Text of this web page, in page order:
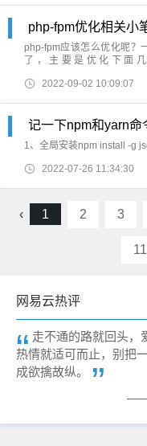
php-fpm优化相关小
php-fpm应该怎么优化呢？
了，主要是优化下面几个参
&nbsp;#php-fpm可创建的最
2022-09-02 10:09:07
记一下npm和yarn命
1、全局安装npm install -g
2022-07-26 11:34:30
‹ 1 2 3
11
网易云热评
走不通的路就回头，
热情就适可而止，别把
成欲擒故纵。
——